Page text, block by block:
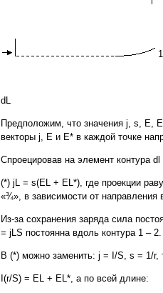
dL
Предположим, что значения j, s, E,
векторы j, E и Е* в каждой точке
Спроецировав на элемент контура
(*) jL = s(EL + EL*), где проекции
«¾», в зависимости от направления
Из-за сохранения заряда сила
= jLS постоянна вдоль контура 1 – 2.
В (*) можно заменить: j = I/S, s = 1/r,
I(r/S) = EL + EL*, а по всей длине: